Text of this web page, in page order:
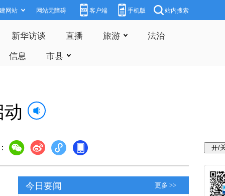
网站 网站无障碍 客户端 手机版 站内搜索
新华访谈 直播 旅游
法治
信息 市县
今日要闻 更多 >>